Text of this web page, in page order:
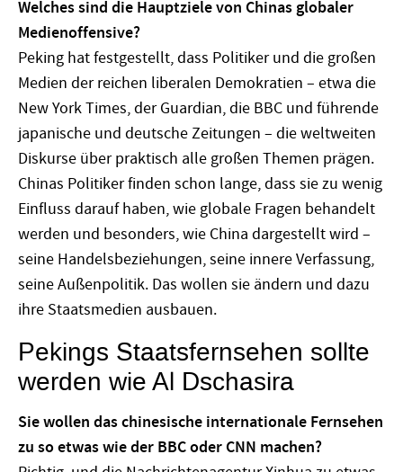
Welches sind die Hauptziele von Chinas globaler
Medienoffensive?
Peking hat festgestellt, dass Politiker und die großen
Medien der reichen liberalen Demokratien – etwa die
New York Times, der Guardian, die BBC und führende
japanische und deutsche Zeitungen – die weltweiten
Diskurse über praktisch alle großen Themen prägen.
Chinas Politiker finden schon lange, dass sie zu wenig
Einfluss darauf haben, wie globale Fragen behandelt
werden und besonders, wie China dargestellt wird –
seine Handelsbeziehungen, seine innere Verfassung,
seine Außenpolitik. Das wollen sie ändern und dazu
ihre Staatsmedien ausbauen.
Pekings Staatsfernsehen sollte
werden wie Al Dschasira
Sie wollen das chinesische internationale Fernsehen
zu so etwas wie der BBC oder CNN machen?